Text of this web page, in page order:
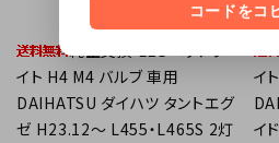
純正交換 LEDヘッドラ
イト H4 M4 バルブ 車用
DAIHATSU ダイハツ タントエグ
ゼ H23.12～ L455・L465S 2灯
イ
イ
コードをコ